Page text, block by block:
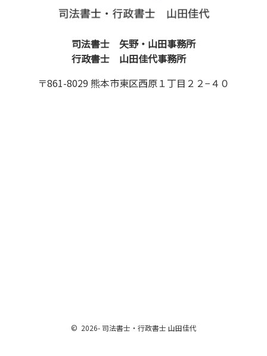
司法書士 矢野・山田事務所
行政書士 山田佳代事務所
〒861-8029 熊本市東区西原１丁目２２−４０
© 2026- 司法書士・行政書士 山田佳代